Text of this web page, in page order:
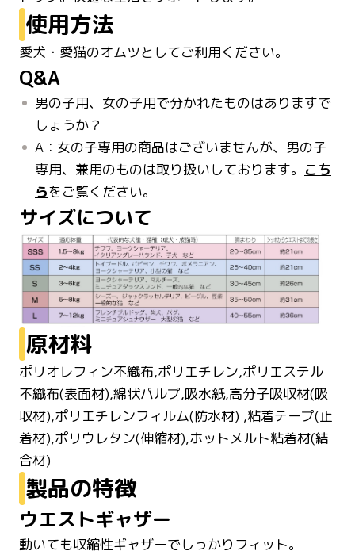
使用方法
愛犬・愛猫のオムツとしてご利用ください。
Q&A
男の子用、女の子用で分かれたものはありますで
しょうか？
A：女の子専用の商品はございませんが、男の子
専用、兼用のものは取り扱いしております。 こち
らをご覧ください。
サイズについて
原材料
ポリオレフィン不織布,ポリエチレン,ポリエステル
不織布(表面材),綿状パルプ,吸水紙,高分子吸収材(吸
収材),ポリエチレンフィルム(防水材) ,粘着テープ(止
着材),ポリウレタン(伸縮材),ホットメルト粘着材(結
合材)
製品の特徴
ウエストギャザー
動いても収縮性ギャザーでしっかりフィット。